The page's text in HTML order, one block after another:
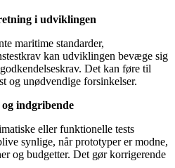
i udviklingen
maritime standarder,
kan udviklingen bevæge sig
Det kan føre til
og unødvendige forsinkelser.
indgribende
eller funktionelle tests
synlige, når prototyper er modne,
og budgetter. Det gør korrigerende